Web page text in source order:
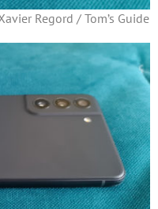
Regord / Tom’s Guide